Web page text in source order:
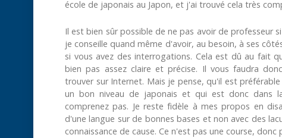
école de japonais au Japon, et j'ai trouvé cela très
Il est bien sûr possible de ne pas avoir de professeur
je conseille quand même d'avoir, au besoin, à ses
si vous avez des interrogations. Cela est dû au fait
bien pas assez claire et précise. Il vous faudra
trouver sur Internet. Mais je pense, qu'il est
un bon niveau de japonais et qui est donc dans
comprenez pas. Je reste fidèle à mes propos en
d'une langue sur de bonnes bases et non avec des
connaissance de cause. Ce n'est pas une course,